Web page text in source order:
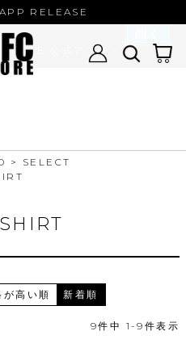
RELEASE
SELECT
が高い順 新着順
9件中 1 -9 件表示
公式アプリ -